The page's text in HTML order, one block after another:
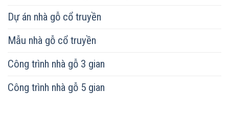
Dự án nhà gỗ cổ truyền
Mẫu nhà gỗ cổ truyền
Công trình nhà gỗ 3 gian
Công trình nhà gỗ 5 gian